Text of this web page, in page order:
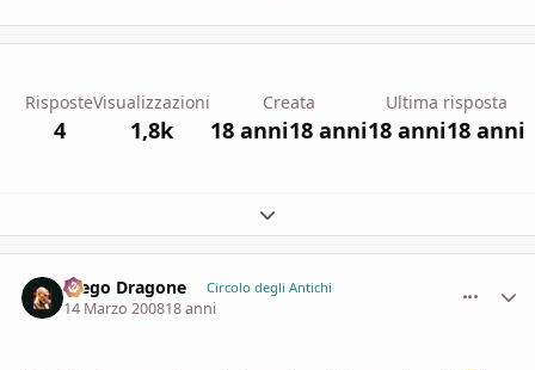
Risposte
4
Visualizzazioni
1,8k
Creata
18 anni18 anni
Ultima risposta
18 anni18 anni
Espandi panoramica del topic
Diego Dragone Circolo degli Antichi
14 Marzo 200818 anni